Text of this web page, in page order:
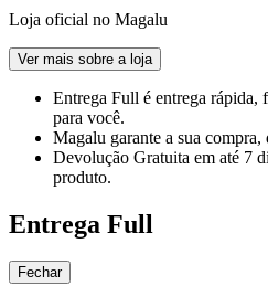
Loja oficial no Magalu
Ver mais sobre a loja
Entrega Full é entrega rápida,
para você.
Magalu garante a sua compra,
Devolução Gratuita em até 7
produto.
Entrega Full
Fechar